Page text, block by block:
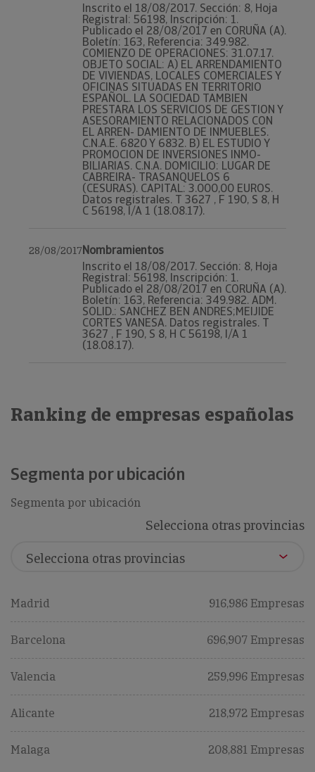
Inscrito el 18/08/2017. Sección: 8, Hoja
Registral: 56198, Inscripción: 1.
Publicado el 28/08/2017 en CORUÑA (A).
Boletín: 163, Referencia: 349.982.
COMIENZO DE OPERACIONES: 31.07.17.
OBJETO SOCIAL: A) EL ARRENDAMIENTO
DE VIVIENDAS, LOCALES COMERCIALES Y
OFICINAS SITUADAS EN TERRITORIO
ESPAÑOL. LA SOCIEDAD TAMBIEN
PRESTARA LOS SERVICIOS DE GESTION Y
ASESORAMIENTO RELACIONADOS CON
EL ARREN- DAMIENTO DE INMUEBLES.
C.N.A.E. 6820 Y 6832. B) EL ESTUDIO Y
PROMOCION DE INVERSIONES INMO-
BILIARIAS. C.N.A. DOMICILIO: LUGAR DE
CABREIRA- TRASANQUELOS 6
(CESURAS). CAPITAL: 3.000,00 EUROS.
Datos registrales. T 3627 , F 190, S 8, H
C 56198, I/A 1 (18.08.17).
28/08/2017Nombramientos
Inscrito el 18/08/2017. Sección: 8, Hoja
Registral: 56198, Inscripción: 1.
Publicado el 28/08/2017 en CORUÑA (A).
Boletín: 163, Referencia: 349.982. ADM.
SOLID.: SANCHEZ BEN ANDRES;MEIJIDE
CORTES VANESA. Datos registrales. T
3627 , F 190, S 8, H C 56198, I/A 1
(18.08.17).
Ranking de empresas españolas
Segmenta por ubicación
Segmenta por ubicación
Selecciona otras provincias
Madrid 916,986 Empresas
Barcelona 696,907 Empresas
Valencia 259,996 Empresas
Alicante 218,972 Empresas
Malaga 208,881 Empresas